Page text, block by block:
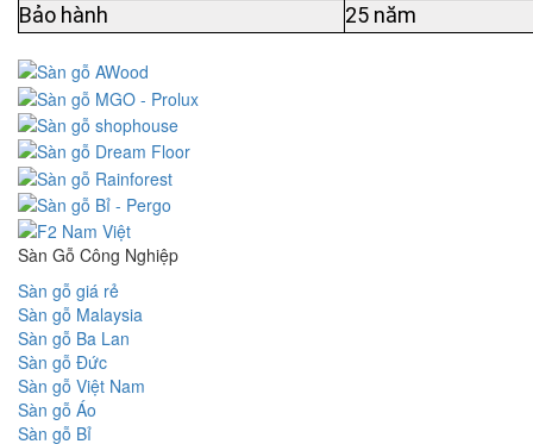
Bảo hành
25 năm
Sàn Gỗ Công Nghiệp
Sàn gỗ giá rẻ
Sàn gỗ Malaysia
Sàn gỗ Ba Lan
Sàn gỗ Đức
Sàn gỗ Việt Nam
Sàn gỗ Áo
Sàn gỗ Bỉ